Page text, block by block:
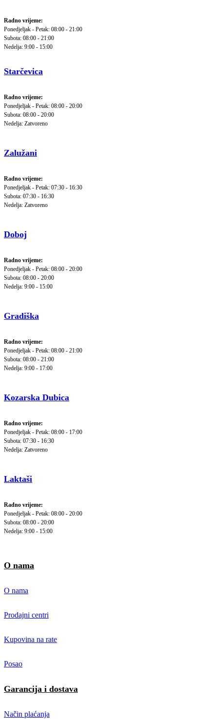
Radno vrijeme:
Ponedjeljak - Petak: 08:00 - 21:00
Subota: 08:00 - 21:00
Nedelja: 9:00 - 15:00
Starčevica
Radno vrijeme:
Ponedjeljak - Petak: 08:00 - 20:00
Subota: 08:00 - 20:00
Nedelja: Zatvoreno
Zalužani
Radno vrijeme:
Ponedjeljak - Petak: 07:30 - 16:30
Subota: 07:30 - 16:30
Nedelja: Zatvoreno
Doboj
Radno vrijeme:
Ponedjeljak - Petak: 08:00 - 20:00
Subota: 08:00 - 20:00
Nedelja: 9:00 - 15:00
Gradiška
Radno vrijeme:
Ponedjeljak - Petak: 08:00 - 21:00
Subota: 08:00 - 21:00
Nedelja: 9:00 - 17:00
Kozarska Dubica
Radno vrijeme:
Ponedjeljak - Petak: 08:00 - 17:00
Subota: 07:30 - 16:30
Nedelja: Zatvoreno
Laktaši
Radno vrijeme:
Ponedjeljak - Petak: 08:00 - 20:00
Subota: 08:00 - 20:00
Nedelja: 9:00 - 15:00
O nama
O nama
Prodajni centri
Kupovina na rate
Posao
Garancija i dostava
Način plaćanja